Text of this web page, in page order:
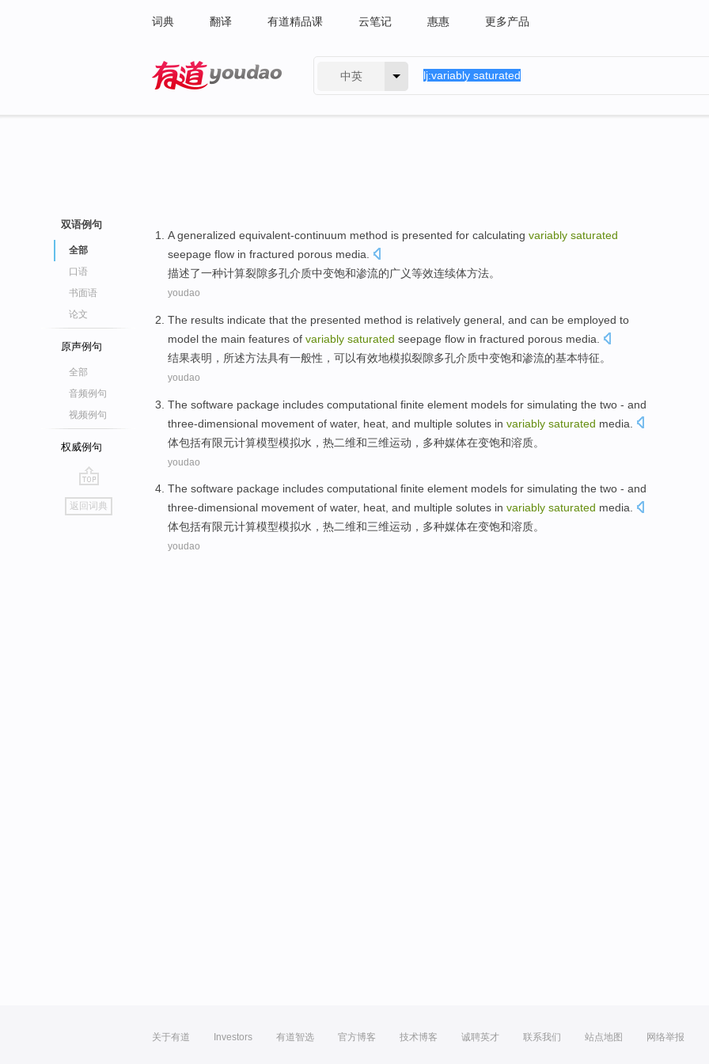
词典 翻译 有道精品课 云笔记 惠惠 更多产品
中英
双语例句
全部
口语
书面语
论文
原声例句
全部
音频例句
视频例句
权威例句
go
top
返回词典
A generalized equivalent-continuum method is presented for calculating variably saturated
seepage flow in fractured porous media
描述了一种计算裂隙多孔介质中变饱和渗流的广义等效连续体方法。
youdao
The results indicate that the presented method is relatively general, and can be employed to
model the main features of variably saturated seepage flow in fractured porous media
结果表明 ，所述方法具有一般性， 可以有效地模拟裂隙多孔介质中变饱和渗流的基本特征。
youdao
The software package includes computational finite element models for simulating the two - and
three-dimensional movement of water, heat , and multiple solutes in variably saturated media
体包括有限元计算模型模拟水 ， 热二维和三维运动 ， 多种媒体在变饱和溶质。
youdao
The software package includes computational finite element models for simulating the two - and
three-dimensional movement of water, heat, and multiple solutes in variably saturated media.
体包括有限元计算模型模拟水 ， 热二维和三维运动 ， 多种媒体在变饱和溶质。
youdao
关于有道 Investors 有道智选 官方博客 技术博客 诚聘英才 联系我们 站点地图 网络举报